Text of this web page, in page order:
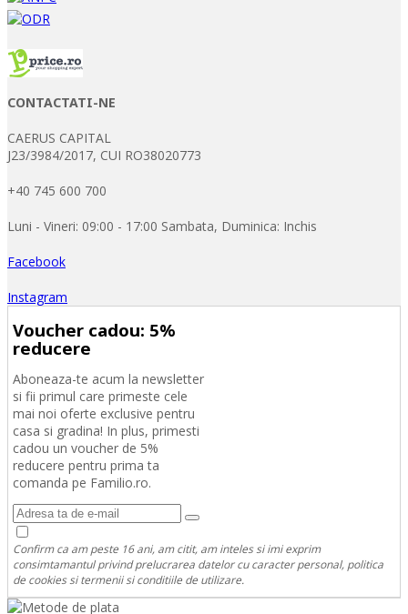
CONTACTATI-NE
CAERUS CAPITAL
J23/3984/2017, CUI RO38020773
+40 745 600 700
Luni - Vineri: 09:00 - 17:00 Sambata, Duminica: Inchis
Facebook
Instagram
Voucher cadou: 5%
reducere
Aboneaza-te acum la newsletter
si fii primul care primeste cele
mai noi oferte exclusive pentru
casa si gradina! In plus, primesti
cadou un voucher de 5%
reducere pentru prima ta
comanda pe Familio.ro.
Confirm ca am peste 16 ani, am citit, am inteles si imi exprim
consimtamantul privind prelucrarea datelor cu caracter personal, politica
de cookies si termenii si conditiile de utilizare.